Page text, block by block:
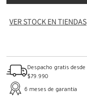
VER STOCK EN TIENDAS
Despacho gratis desde
$79.990
6 meses de garantía